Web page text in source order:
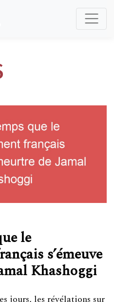
le
s’émeuve
Khashoggi
jours, les révélations sur